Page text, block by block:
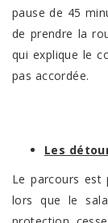
pause de 45
de prendre la
qui explique le
pas accordée.
Les
Le parcours est
lors que le